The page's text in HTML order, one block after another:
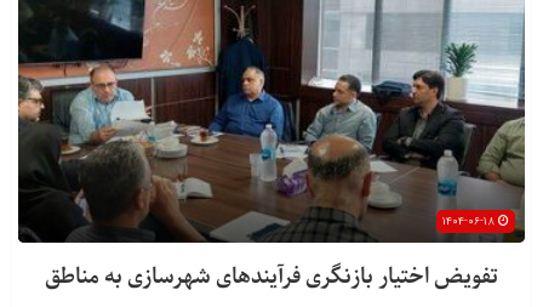
تفویض اختیار بازنگری فرآیندهای شهرسازی به مناطق